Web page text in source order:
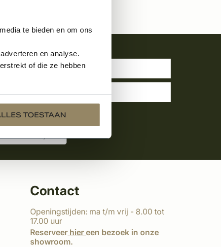
te bieden en om ons
en analyse.
of die ze hebben
TOESTAAN
Contact
Openingstijden: ma t/m vrij - 8.00 tot
17.00 uur
Reserveer hier een bezoek in onze
showroom.